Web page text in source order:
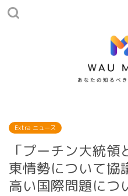
Extra ニュース
「プーチン大統
東情勢について協
高い国際問題につ